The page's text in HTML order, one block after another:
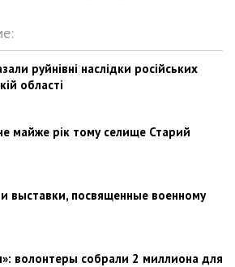
руйнівні наслідки російських
області
майже рік тому селище Старий
выставки, посвященные военному
волонтеры собрали 2 миллиона для